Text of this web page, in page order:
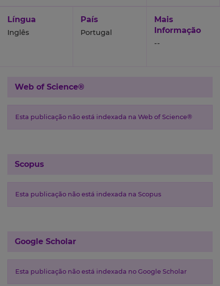
Língua
Inglês
País
Portugal
Mais
Informação
--
Web of Science®
Esta publicação não está indexada na Web of Science®
Scopus
Esta publicação não está indexada na Scopus
Google Scholar
Esta publicação não está indexada no Google Scholar